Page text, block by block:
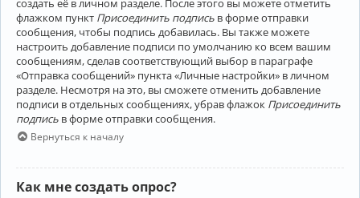
флажком пункт Присоединить подпись в форме отправки
сообщения, чтобы подпись добавилась. Вы также можете
настроить добавление подписи по умолчанию ко всем вашим
сообщениям, сделав соответствующий выбор в параграфе
«Отправка сообщений» пункта «Личные настройки» в личном
разделе. Несмотря на это, вы сможете отменить добавление
подписи в отдельных сообщениях, убрав флажок Присоединить
подпись в форме отправки сообщения.
Вернуться к началу
Как мне создать опрос?